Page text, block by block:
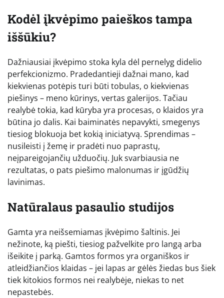
Kodėl įkvėpimo paieškos tampa
iššūkiu?
Dažniausiai įkvėpimo stoka kyla dėl pernelyg didelio
perfekcionizmo. Pradedantieji dažnai mano, kad
kiekvienas potėpis turi būti tobulas, o kiekvienas
piešinys – meno kūrinys, vertas galerijos. Tačiau
realybė tokia, kad kūryba yra procesas, o klaidos yra
būtina jo dalis. Kai baiminatės nepavykti, smegenys
tiesiog blokuoja bet kokią iniciatyvą. Sprendimas –
nusileisti į žemę ir pradėti nuo paprastų,
neįpareigojančių užduočių. Juk svarbiausia ne
rezultatas, o pats piešimo malonumas ir įgūdžių
lavinimas.
Natūralaus pasaulio studijos
Gamta yra neišsemiamas įkvėpimo šaltinis. Jei
nežinote, ką piešti, tiesiog pažvelkite pro langą arba
išeikite į parką. Gamtos formos yra organiškos ir
atleidžiančios klaidas – jei lapas ar gėlės žiedas bus šiek
tiek kitokios formos nei realybėje, niekas to net
nepastebės.